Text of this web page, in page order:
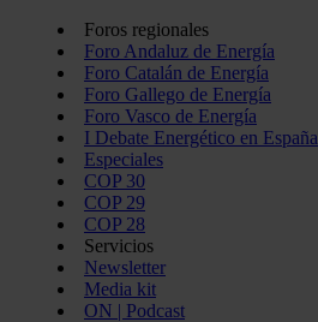
Foros regionales
Foro Andaluz de Energía
Foro Catalán de Energía
Foro Gallego de Energía
Foro Vasco de Energía
I Debate Energético en España
Especiales
COP 30
COP 29
COP 28
Servicios
Newsletter
Media kit
ON | Podcast